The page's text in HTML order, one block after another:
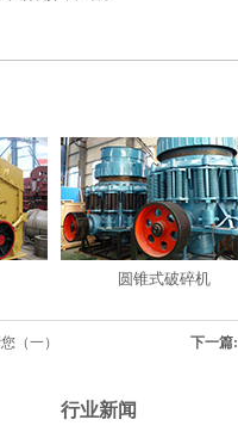
圆锥式破碎机
（一） 下一篇:
行业新闻